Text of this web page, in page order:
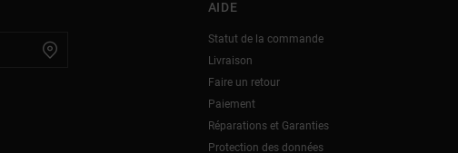
AIDE
Statut de la commande
Livraison
Faire un retour
Paiement
Réparations et Garanties
Protection des données